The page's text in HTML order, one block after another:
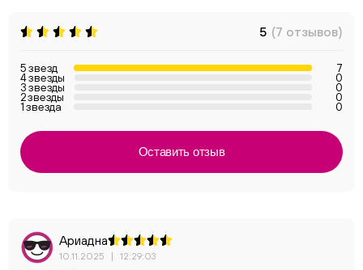
5 (7 отзывов)
5 звезд 7
4 звезды 0
3 звезды 0
2 звезды 0
1 звезда 0
Оставить отзыв
Ариадна
10.11.2025 | 12:29:03